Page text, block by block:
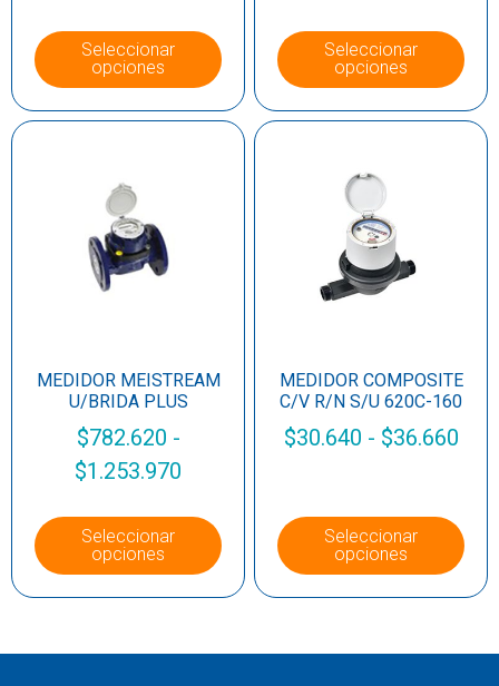
Seleccionar
opciones
Seleccionar
opciones
MEDIDOR MEISTREAM
U/BRIDA PLUS
$782.620 -
$1.253.970
Seleccionar
opciones
MEDIDOR COMPOSITE
C/V R/N S/U 620C-160
$30.640 - $36.660
Seleccionar
opciones